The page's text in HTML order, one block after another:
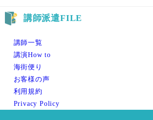
講師一覧
講演How to
海街便り
お客様の声
利用規約
Privacy Policy